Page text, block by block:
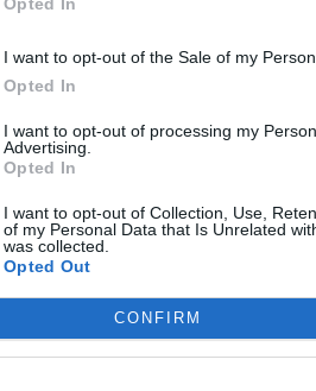
I want to opt-out of the Sale of my
Opted In
I want to opt-out of processing my
Advertising.
Opted In
I want to opt-out of Collection, Use,
of my Personal Data that Is Unrelated
was collected.
Opted Out
CONFIRM